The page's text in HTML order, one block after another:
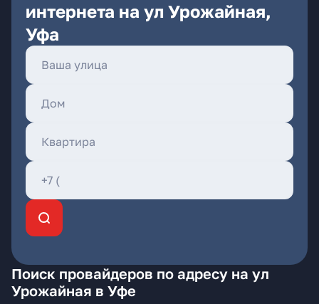
интернета на ул Урожайная,
Уфа
Поиск провайдеров по адресу на ул
Урожайная в Уфе